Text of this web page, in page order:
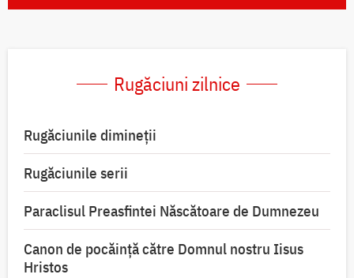
Rugăciuni zilnice
Rugăciunile dimineții
Rugăciunile serii
Paraclisul Preasfintei Născătoare de Dumnezeu
Canon de pocăință către Domnul nostru Iisus
Hristos